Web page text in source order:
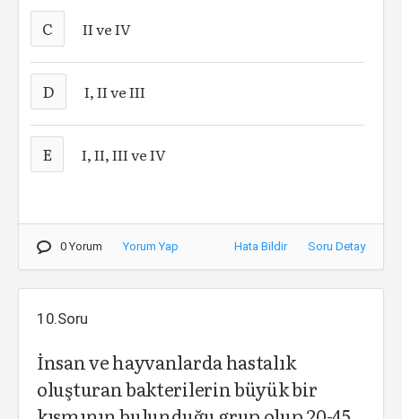
C II ve IV
D I, II ve III
E I, II, III ve IV
0 Yorum Yorum Yap Hata Bildir Soru Detay
10.Soru
İnsan ve hayvanlarda hastalık
oluşturan bakterilerin büyük bir